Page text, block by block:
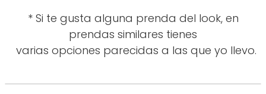
* Si te gusta alguna prenda del look, en
prendas similares tienes
varias opciones parecidas a las que yo llevo.